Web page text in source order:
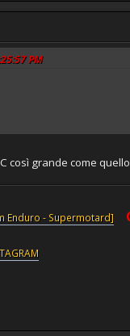
PM
così grande come
Enduro - Supermotard]